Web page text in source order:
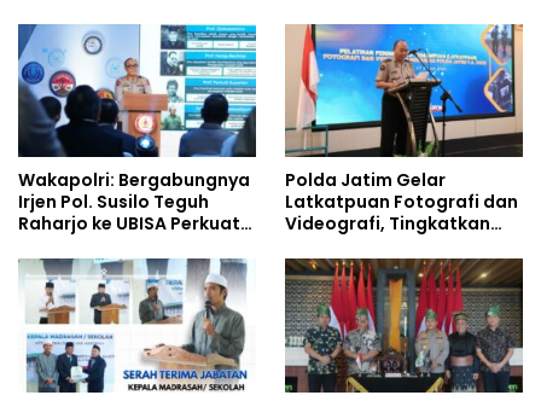
Siswa Sekolah Rakyat
Wakapolri: Bergabungnya
Irjen Pol. Susilo Teguh
Raharjo ke UBISA Perkuat
Studi Kepolisian
Polda Jatim Gelar
Latkatpuan Fotografi dan
Videografi, Tingkatkan
Era Digital